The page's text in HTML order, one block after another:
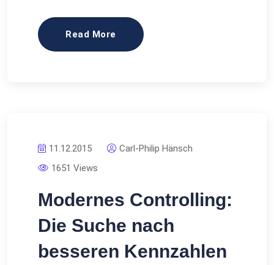
Read More
11.12.2015
Carl-Philip Hänsch
1651 Views
Modernes Controlling:
Die Suche nach
besseren Kennzahlen